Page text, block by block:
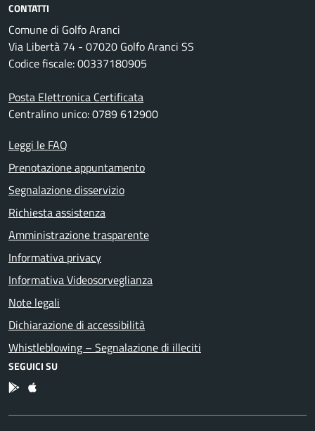
CONTATTI
Comune di Golfo Aranci
Via Libertà 74 - 07020 Golfo Aranci SS
Codice fiscale: 00337180905
Posta Elettronica Certificata
Centralino unico: 0789 612900
Leggi le FAQ
Prenotazione appuntamento
Segnalazione disservizio
Richiesta assistenza
Amministrazione trasparente
Informativa privacy
Informativa Videosorveglianza
Note legali
Dichiarazione di accessibilità
Whistleblowing – Segnalazione di illeciti
SEGUICI SU
App Android
App IOS